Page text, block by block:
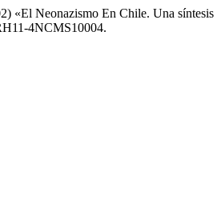
«El Neonazismo En Chile. Una
4NCMS10004.